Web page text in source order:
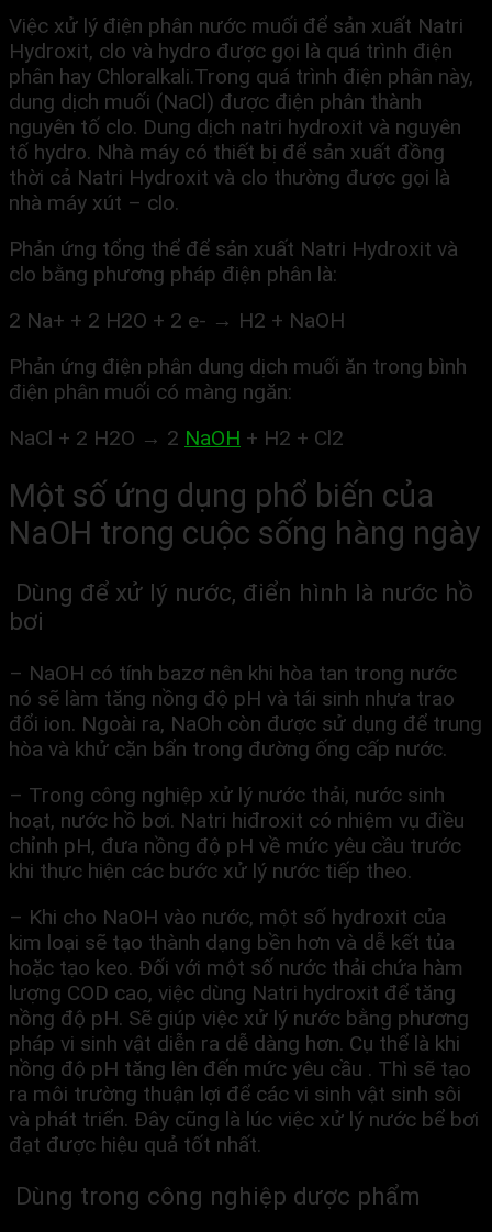
Việc xử lý điện phân nước muối để sản xuất Natri
Hydroxit, clo và hydro được gọi là quá trình điện
phân hay Chloralkali.Trong quá trình điện phân này,
dung dịch muối (NaCl) được điện phân thành
nguyên tố clo. Dung dịch natri hydroxit và nguyên
tố hydro. Nhà máy có thiết bị để sản xuất đồng
thời cả Natri Hydroxit và clo thường được gọi là
nhà máy xút – clo.
Phản ứng tổng thể để sản xuất Natri Hydroxit và
clo bằng phương pháp điện phân là:
2 Na+ + 2 H2O + 2 e- → H2 + NaOH
Phản ứng điện phân dung dịch muối ăn trong bình
điện phân muối có màng ngăn:
NaCl + 2 H2O → 2 NaOH + H2 + Cl2
Một số ứng dụng phổ biến của
NaOH trong cuộc sống hàng ngày
Dùng để xử lý nước, điển hình là nước hồ
bơi
– NaOH có tính bazơ nên khi hòa tan trong nước
nó sẽ làm tăng nồng độ pH và tái sinh nhựa trao
đổi ion. Ngoài ra, NaOh còn được sử dụng để trung
hòa và khử cặn bẩn trong đường ống cấp nước.
– Trong công nghiệp xử lý nước thải, nước sinh
hoạt, nước hồ bơi. Natri hiđroxit có nhiệm vụ điều
chỉnh pH, đưa nồng độ pH về mức yêu cầu trước
khi thực hiện các bước xử lý nước tiếp theo.
– Khi cho NaOH vào nước, một số hydroxit của
kim loại sẽ tạo thành dạng bền hơn và dễ kết tủa
hoặc tạo keo. Đối với một số nước thải chứa hàm
lượng COD cao, việc dùng Natri hydroxit để tăng
nồng độ pH. Sẽ giúp việc xử lý nước bằng phương
pháp vi sinh vật diễn ra dễ dàng hơn. Cụ thể là khi
nồng độ pH tăng lên đến mức yêu cầu . Thì sẽ tạo
ra môi trường thuận lợi để các vi sinh vật sinh sôi
và phát triển. Đây cũng là lúc việc xử lý nước bể bơi
đạt được hiệu quả tốt nhất.
Dùng trong công nghiệp dược phẩm